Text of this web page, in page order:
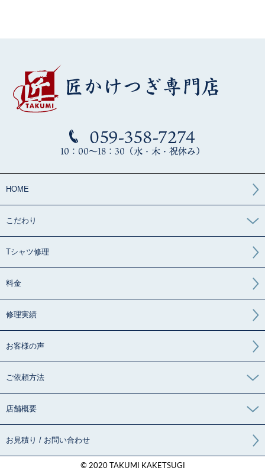
059-358-7274
10：00～18：30（水・木・祝休み）
HOME
こだわり
Tシャツ修理
料金
修理実績
お客様の声
ご依頼方法
店舗概要
お見積り / お問い合わせ
© 2020 TAKUMI KAKETSUGI